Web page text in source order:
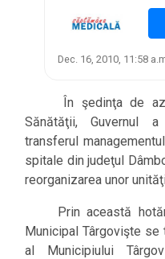
Dec. 16, 2010, 11:58
În şedinţa de azi,
Sănătăţii, Guvernul
transferul
spitale din judeţul
reorganizarea unor
Prin această
Municipal Târgovişte
al Municipiului